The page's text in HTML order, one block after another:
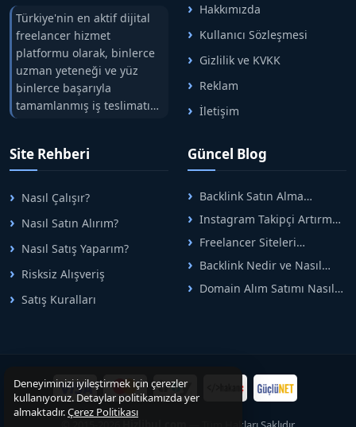
Türkiye'nin en aktif dijital
freelancer hizmet
platformu olarak, binlerce
uzman yeteneği ve yüz
binlerce başarıyla
tamamlanmış iş teslimatını
tek çatıda buluşturuyoruz.
arasındaki süreci risksiz
alışveriş sistemi ile koruyan
ticaretin güvenli
adreslerinden birisidir.
Hakkımızda
Kullanıcı Sözleşmesi
Gizlilik ve KVKK
Reklam
İletişim
Site Rehberi
Nasıl Çalışır?
Nasıl Satın Alırım?
Nasıl Satış Yaparım?
Risksiz Alışveriş
Satış Kuralları
Güncel Blog
Backlink Satın Alma
Doğru Adımlar
Instagram Takipçi Artırma
Rehberi
Freelancer Siteleri
Yapılır
Backlink Nedir ve Nasıl
Domain Alım Satımı Nasıl
Deneyiminizi iyileştirmek için çerezler
kullanıyoruz. Detaylar politikamızda yer
almaktadır.Çerez Politikası